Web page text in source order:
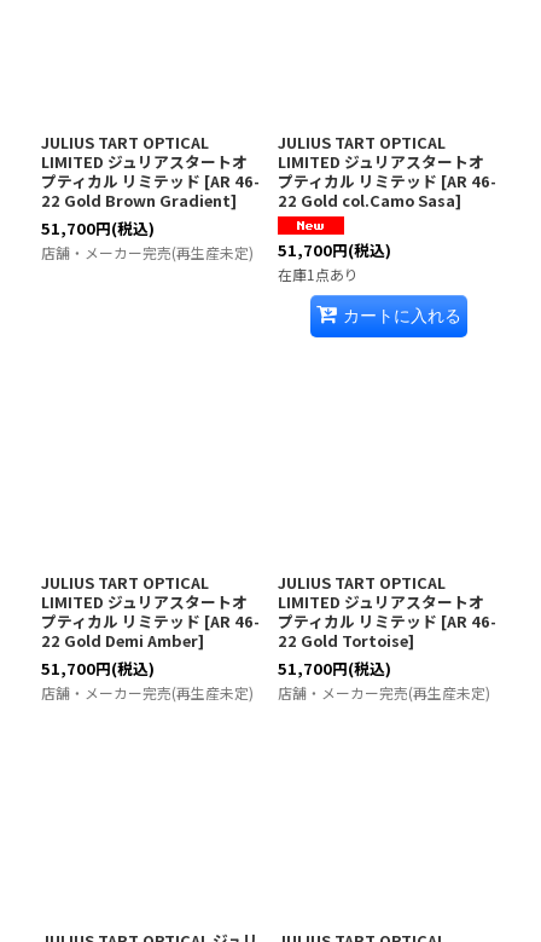
JULIUS TART OPTICAL
LIMITED ジュリアスタートオ
プティカル リミテッド [AR 46-
22 Gold Brown Gradient]
51,700円(税込)
店舗・メーカー完売(再生産未定)
JULIUS TART OPTICAL
LIMITED ジュリアスタートオ
プティカル リミテッド [AR 46-
22 Gold col.Camo Sasa]
51,700円(税込)
在庫1点あり
カートに入れる
JULIUS TART OPTICAL
LIMITED ジュリアスタートオ
プティカル リミテッド [AR 46-
22 Gold Demi Amber]
51,700円(税込)
店舗・メーカー完売(再生産未定)
JULIUS TART OPTICAL
LIMITED ジュリアスタートオ
プティカル リミテッド [AR 46-
22 Gold Tortoise]
51,700円(税込)
店舗・メーカー完売(再生産未定)